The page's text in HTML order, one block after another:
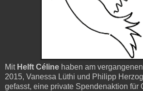
Mit Helft Céline haben am
2015, Vanessa Lüthi und Philipp
gefasst, eine private Spendenaktion für